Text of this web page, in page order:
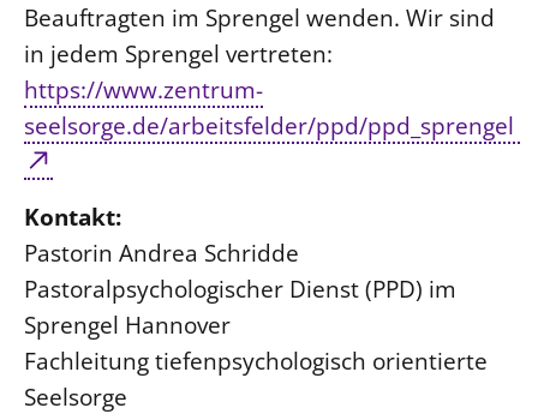
Beauftragten im Sprengel wenden. Wir sind
in jedem Sprengel vertreten:
https://www.zentrum-
seelsorge.de/arbeitsfelder/ppd/ppd_sprengel
Kontakt:
Pastorin Andrea Schridde
Pastoralpsychologischer Dienst (PPD) im
Sprengel Hannover
Fachleitung tiefenpsychologisch orientierte
Seelsorge